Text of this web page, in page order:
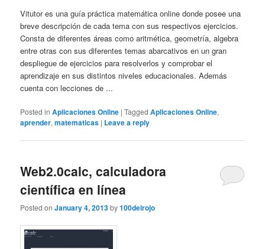
Vitutor es una guía práctica matemática online donde posee una
breve descripción de cada tema con sus respectivos ejercicios.
Consta de diferentes áreas como aritmética, geometría, algebra
entre otras con sus diferentes temas abarcativos en un gran
despliegue de ejercicios para resolverlos y comprobar el
aprendizaje en sus distintos niveles educacionales. Además
cuenta con lecciones de ...
Posted in Aplicaciones Online |Tagged Aplicaciones Online,
aprender,matematicas | Leave a reply
Web2.0calc, calculadora
científica en línea
Posted onJanuary 4, 2013by100delrojo